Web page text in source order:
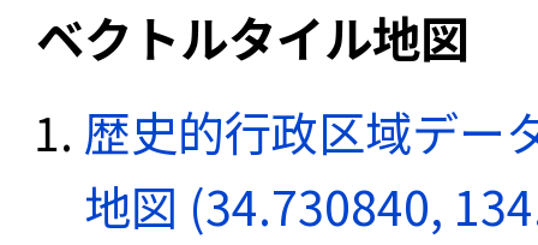
ベクトルタイル地図
歴史的行政区域デー
地図 (34.730840,